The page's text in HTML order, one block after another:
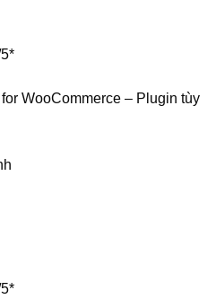
WooCommerce – Plugin tùy